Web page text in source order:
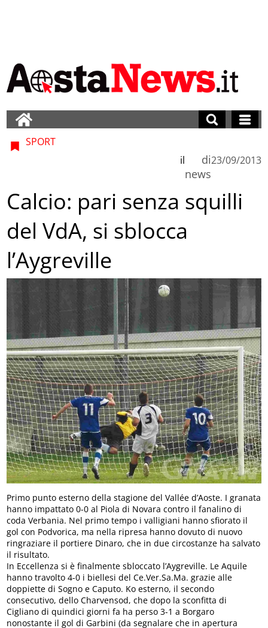
SPORT
di
news
il 23/09/2013
Calcio: pari senza squilli
del VdA, si sblocca
l’Aygreville
Primo punto esterno della stagione del Vallée d’Aoste. I granata
hanno impattato 0-0 al Piola di Novara contro il fanalino di
coda Verbania. Nel primo tempo i valligiani hanno sfiorato il
gol con Podvorica, ma nella ripresa hanno dovuto di nuovo
ringraziare il portiere Dinaro, che in due circostanze ha salvato
il risultato.
In Eccellenza si è finalmente sbloccato l’Aygreville. Le Aquile
hanno travolto 4-0 i biellesi del Ce.Ver.Sa.Ma. grazie alle
doppiette di Sogno e Caputo. Ko esterno, il secondo
consecutivo, dello Charvensod, che dopo la sconfitta di
Cigliano di quindici giorni fa ha perso 3-1 a Borgaro
nonostante il gol di Garbini (da segnalare che in apertura